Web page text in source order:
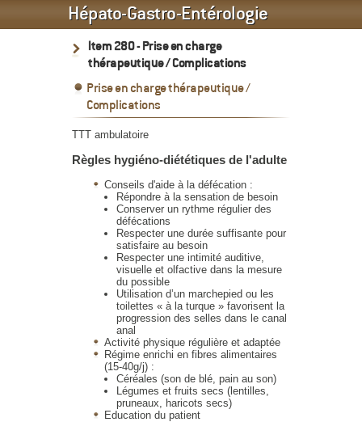
Hépato-Gastro-Entérologie
Item 280 - Prise en charge
thérapeutique / Complications
Prise en charge thérapeutique /
Complications
TTT ambulatoire
Règles hygiéno-diététiques de l'adulte
Conseils d'aide à la défécation :
Répondre à la sensation de besoin
Conserver un rythme régulier des
défécations
Respecter une durée suffisante pour
satisfaire au besoin
Respecter une intimité auditive,
visuelle et olfactive dans la mesure
du possible
Utilisation d’un marchepied ou les
toilettes « à la turque » favorisent la
progression des selles dans le canal
anal
Activité physique régulière et adaptée
Régime enrichi en fibres alimentaires
(15-40g/j) :
Céréales (son de blé, pain au son)
Légumes et fruits secs (lentilles,
pruneaux, haricots secs)
Education du patient